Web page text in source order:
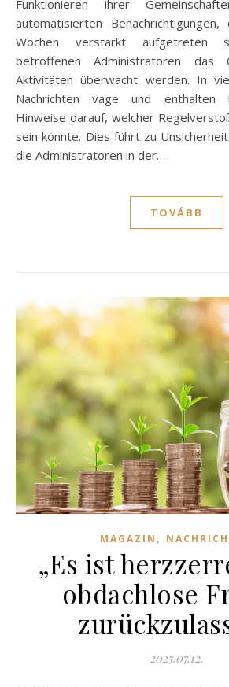
Funktionieren ihrer
automatisierten
Wochen verstärkt aufgetreten
betroffenen Administratoren das
Aktivitäten überwacht werden. In
Nachrichten vage und enthalten
Hinweise darauf, welcher
sein könnte. Dies führt zu
die Administratoren in der…
TOVÁBB
MAGAZIN ,
„Es ist
obdachlose
2025.07.12.